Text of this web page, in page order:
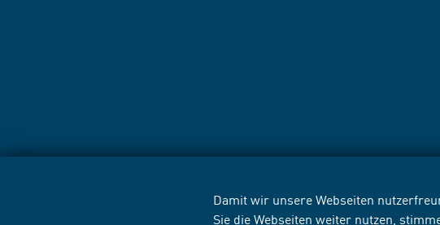
Damit wir unsere Webseiten
Sie die Webseiten weiter nutzen,